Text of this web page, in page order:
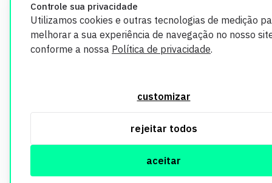
Controle sua privacidade
Utilizamos cookies e outras tecnologias de medição
melhorar a sua experiência de navegação no nosso
conforme a nossa Política de privacidade.
customizar
rejeitar todos
aceitar